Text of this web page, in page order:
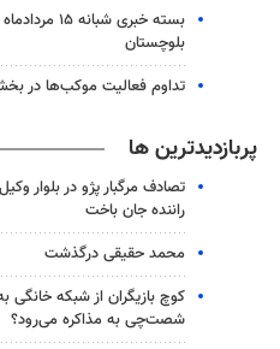
بلوچستان
تداوم فعالیت موکب‌ها در
پربازدیدترین ها
تصادف مرگبار پژو در بلوار
راننده جان باخت
محمد حقیقی درگذشت
کوچ بازیگران از شبکه خانگی
شصت‌چی به مذاکره می‌رود؟